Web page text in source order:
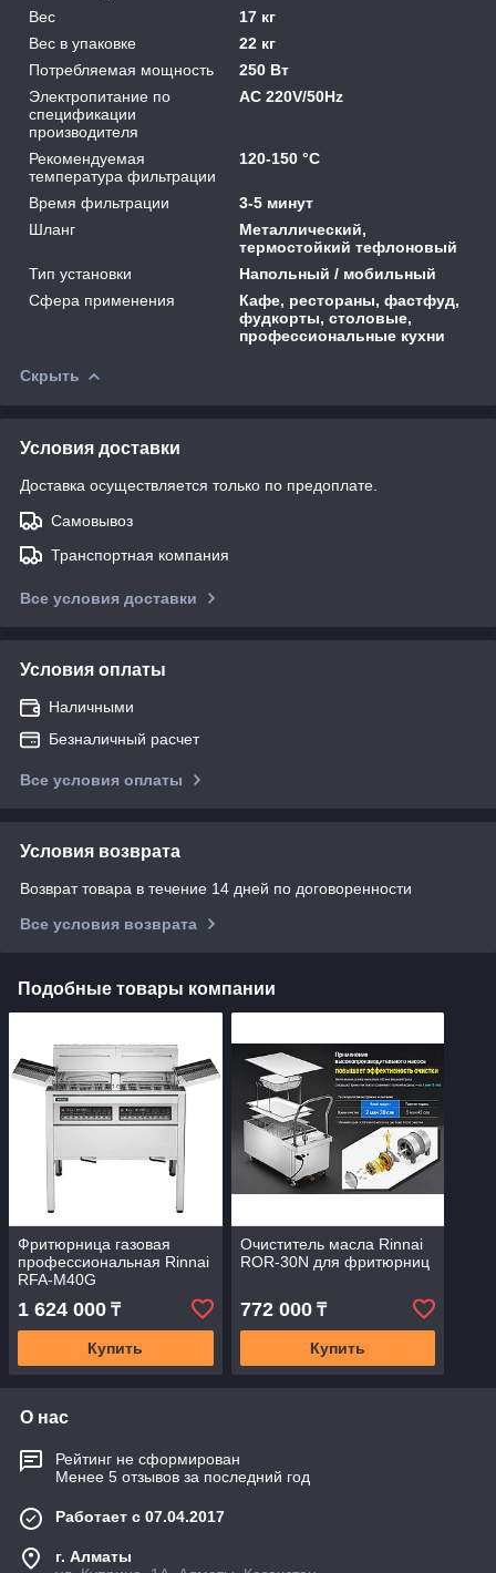
Вес
17 кг
Вес в упаковке
22 кг
Потребляемая мощность
250 Вт
Электропитание по
спецификации
производителя
AC 220V/50Hz
Рекомендуемая
температура фильтрации
120-150 °C
Время фильтрации
3-5 минут
Шланг
Металлический,
термостойкий тефлоновый
Тип установки
Напольный / мобильный
Сфера применения
Кафе, рестораны, фастфуд,
фудкорты, столовые,
профессиональные кухни
Скрыть
Условия доставки
Доставка осуществляется только по предоплате.
Самовывоз
Транспортная компания
Все условия доставки
Условия оплаты
Наличными
Безналичный расчет
Все условия оплаты
Условия возврата
Возврат товара в течение 14 дней по договоренности
Все условия возврата
Подобные товары компании
Фритюрница газовая
профессиональная Rinnai
RFA-M40G
1 624 000 ₸
Купить
Очиститель масла Rinnai
ROR-30N для фритюрниц
772 000₸
Купить
О нас
Рейтинг не сформирован
Менее 5 отзывов за последний год
Работает с 07.04.2017
г. Алматы